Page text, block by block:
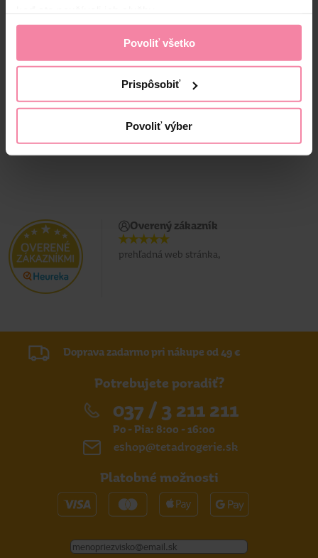
Povoliť všetko
Prispôsobiť
Povoliť výber
Overený zákazník
prehľadná web stránka,
Doprava zadarmo pri nákupe od 49 €
Potrebujete poradiť?
037 / 3 211 211
Po - Pia: 8:00 - 16:00
eshop@tetadrogerie.sk
Platobné možnosti